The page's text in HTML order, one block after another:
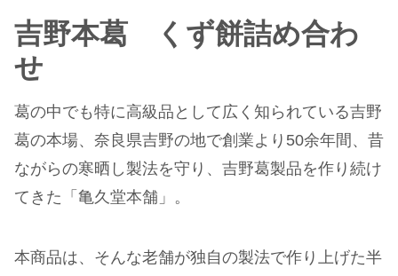
吉野本葛 くず餅詰め合わ
せ
葛の中でも特に高級品として広く知られている吉野
葛の本場、奈良県吉野の地で創業より50余年間、昔
ながらの寒晒し製法を守り、吉野葛製品を作り続け
てきた「亀久堂本舗」。
本商品は、そんな老舗が独自の製法で作り上げた半